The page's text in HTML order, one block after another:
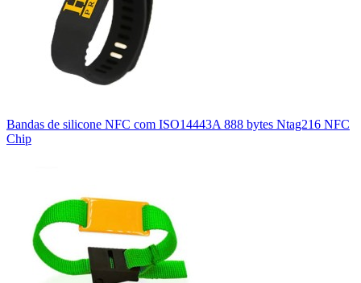
Bandas de silicone NFC com ISO14443A 888 bytes Ntag216 NFC
Chip